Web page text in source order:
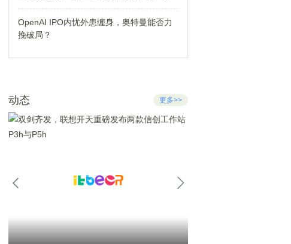
OpenAI IPO内忧外患缠身，奥特曼能否力
挽破局？
动态 更多>>